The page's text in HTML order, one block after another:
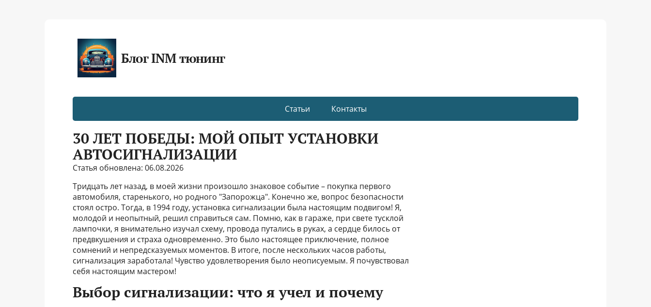
Блог INM тюнинг
Статьи Контакты
30 ЛЕТ ПОБЕДЫ: МОЙ ОПЫТ УСТАНОВКИ
АВТОСИГНАЛИЗАЦИИ
Статья обновлена: 06.08.2026
Тридцать лет назад, в моей жизни произошло знаковое событие – покупка первого
автомобиля, старенького, но родного "Запорожца". Конечно же, вопрос безопасности
стоял остро. Тогда, в 1994 году, установка сигнализации была настоящим подвигом! Я,
молодой и неопытный, решил справиться сам. Помню, как в гараже, при свете тусклой
лампочки, я внимательно изучал схему, провода путались в руках, а сердце билось от
предвкушения и страха одновременно. Это было настоящее приключение, полное
сомнений и непредсказуемых моментов. В итоге, после нескольких часов работы,
сигнализация заработала! Чувство удовлетворения было неописуемым. Я почувствовал
себя настоящим мастером!
Выбор сигнализации: что я учел и почему